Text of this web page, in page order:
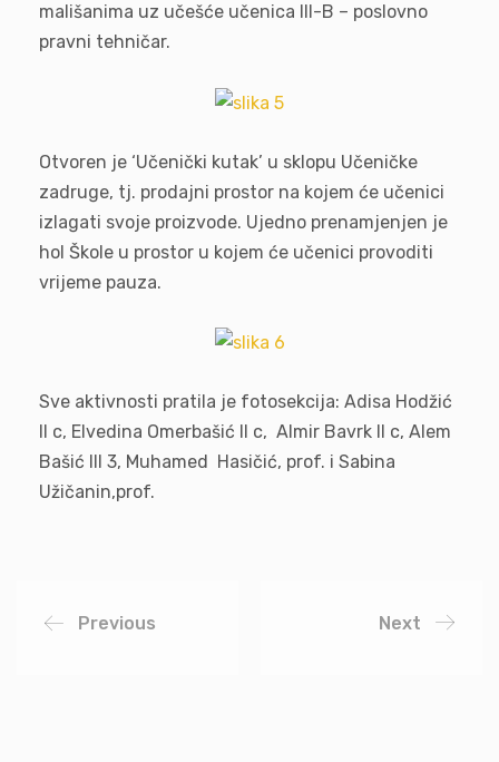
mališanima uz učešće učenica III-B – poslovno
pravni tehničar.
Otvoren je ‘Učenički kutak’ u sklopu Učeničke
zadruge, tj. prodajni prostor na kojem će učenici
izlagati svoje proizvode. Ujedno prenamjenjen je
hol Škole u prostor u kojem će učenici provoditi
vrijeme pauza.
Sve aktivnosti pratila je fotosekcija: Adisa Hodžić
II c, Elvedina Omerbašić II c, Almir Bavrk II c, Alem
Bašić III 3, Muhamed Hasičić, prof. i Sabina
Užičanin,prof.
Previous Next